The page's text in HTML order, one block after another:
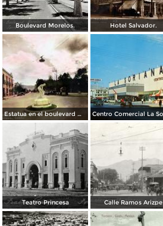
Boulevard Morelos. Hotel Salvador.
Estatua en el boulevard Morelos. ( Circulada el 19 de Noviembre de 1936 ).
Teatro Princesa Calle Ramos Arizpe